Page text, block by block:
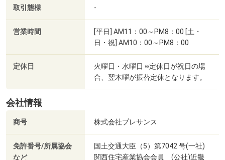
取引態様 -
営業時間
[平日] AM11：00～PM8：00 [土・
日・祝] AM10：00～PM8：00
定休日
火曜日・水曜日 ※定休日が祝日の場
合、翌木曜が振替定休となります。
会社情報
商号 株式会社プレサンス
免許番号/所属協会
など
国土交通大臣（5）第7042 号(一社)
関西住宅産業協会会員 (公社)近畿